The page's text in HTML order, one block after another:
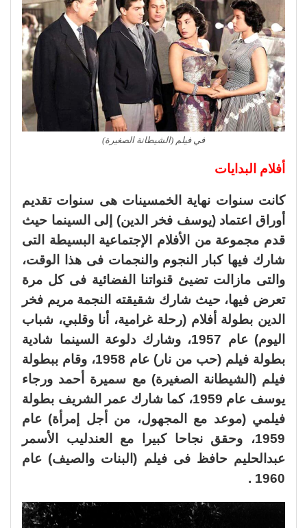
في فيلم (الشيطانة الصغيرة)
أفلام البدايات
كانت سنوات نهاية الخمسينات هى سنوات تقديم
أوراق اعتماد (يوسف فخر الدين) إلى السينما حيث
قدم مجموعة من الأفلام الإجتماعية البسيطة التى
شارك فيها كبار النجوم والنجمات فى هذا الوقت،
والتى مازالت تضيئ قنواتنا الفضائية فى كل مرة
تعرض فيها، حيث شارك شقيقته النجمة مريم فخر
الدين بطولة أفلام (رحلة غرامية، أنا وقلبي، شباب
اليوم) عام 1957، وشارك دلوعة السينما شادية
بطولة فيلم (حب من نار) عام 1958، وقام ببطولة
فيلم (الشيطانة الصغيرة) مع سميرة أحمد ورجاء
يوسف عام 1959، كما شارك عمر الشريف بطولة
فيلمي (موعد مع المجهول، من أجل إمرأة) عام
1959، وحقق نجاحا كبيرا مع العندليب الأسمر
عبدالحليم حافظ فى فيلم (البنات والصيف) عام
1960 .